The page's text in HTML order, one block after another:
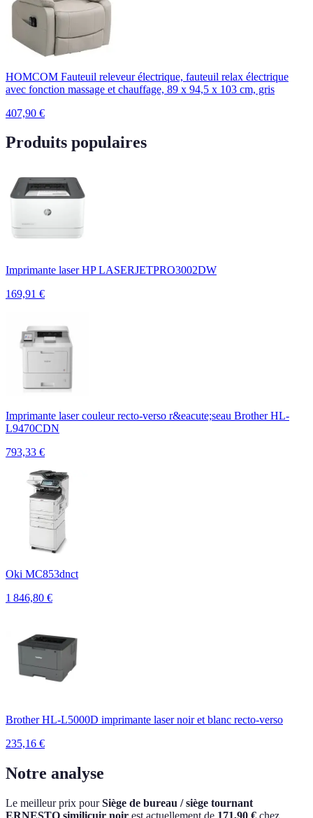
HOMCOM Fauteuil releveur électrique, fauteuil relax électrique
avec fonction massage et chauffage, 89 x 94,5 x 103 cm, gris
407,90 €
Produits populaires
Imprimante laser HP LASERJETPRO3002DW
169,91 €
Imprimante laser couleur recto-verso r&eacute;seau Brother HL-
L9470CDN
793,33 €
Oki MC853dnct
1 846,80 €
Brother HL-L5000D imprimante laser noir et blanc recto-verso
235,16 €
Notre analyse
Le meilleur prix pourSiège de bureau / siège tournant